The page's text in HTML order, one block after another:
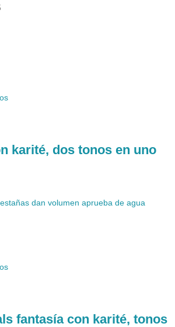
karité, dos tonos en uno
fantasía con karité, tonos